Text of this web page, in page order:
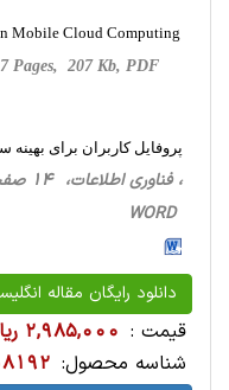
Mobile Cloud Computing
Pages, 207 Kb, PDF
پروفایل کاربران برای
WORD
دانلود رایگان مقاله
قیمت : 2,985,000 ریال
شناسه محصول: